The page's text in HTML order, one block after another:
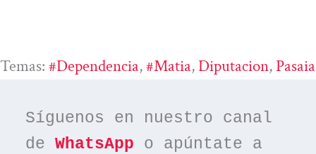
Temas: #dependencia, #Matia, Diputacion, Pasaia
Síguenos en nuestro canal
de WhatsApp o apúntate a